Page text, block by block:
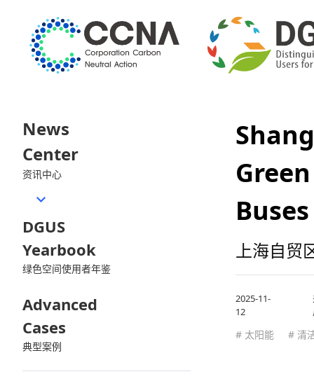
News
Center
资讯中心
DGUS
Yearbook
绿色空间使用者年鉴
Advanced
Cases
典型案例
上海自贸
2025-11-
12
# 太阳能 # 清